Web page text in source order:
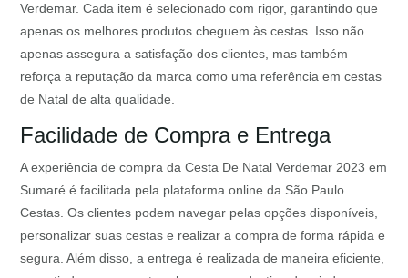
Verdemar. Cada item é selecionado com rigor, garantindo que
apenas os melhores produtos cheguem às cestas. Isso não
apenas assegura a satisfação dos clientes, mas também
reforça a reputação da marca como uma referência em cestas
de Natal de alta qualidade.
Facilidade de Compra e Entrega
A experiência de compra da Cesta De Natal Verdemar 2023 em
Sumaré é facilitada pela plataforma online da São Paulo
Cestas. Os clientes podem navegar pelas opções disponíveis,
personalizar suas cestas e realizar a compra de forma rápida e
segura. Além disso, a entrega é realizada de maneira eficiente,